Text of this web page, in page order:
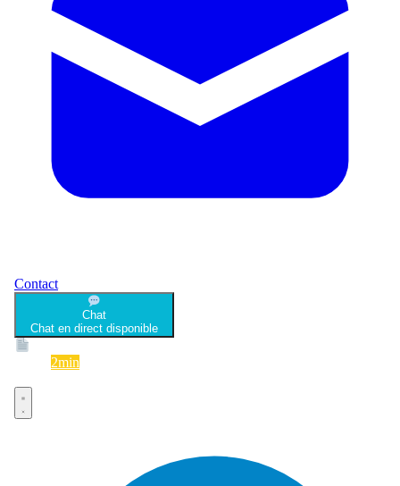
Contact
Chat
Chat en direct disponible
2min